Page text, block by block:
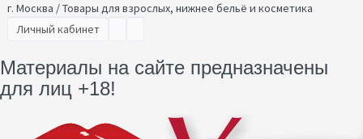
г. Москва / Товары для взрослых, нижнее бельё и косметика
Личный кабинет
Материалы на сайте предназначены
для лиц +18!